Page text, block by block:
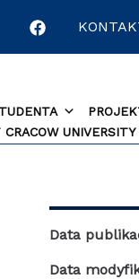
Data
Data